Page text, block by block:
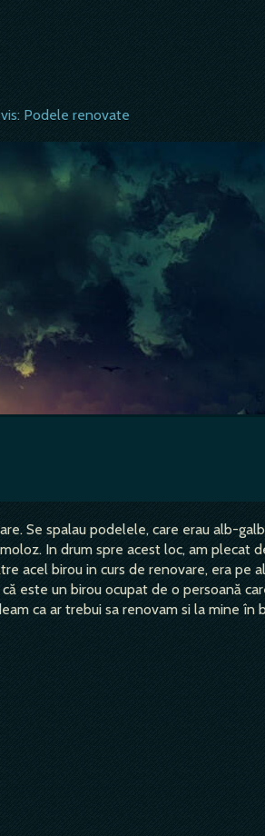
Podele renovate
Se spalau podelele, care erau alb-
In drum spre acest loc, am plecat
acel birou in curs de renovare, era pe
este un birou ocupat de o persoană
ca ar trebui sa renovam si la mine în